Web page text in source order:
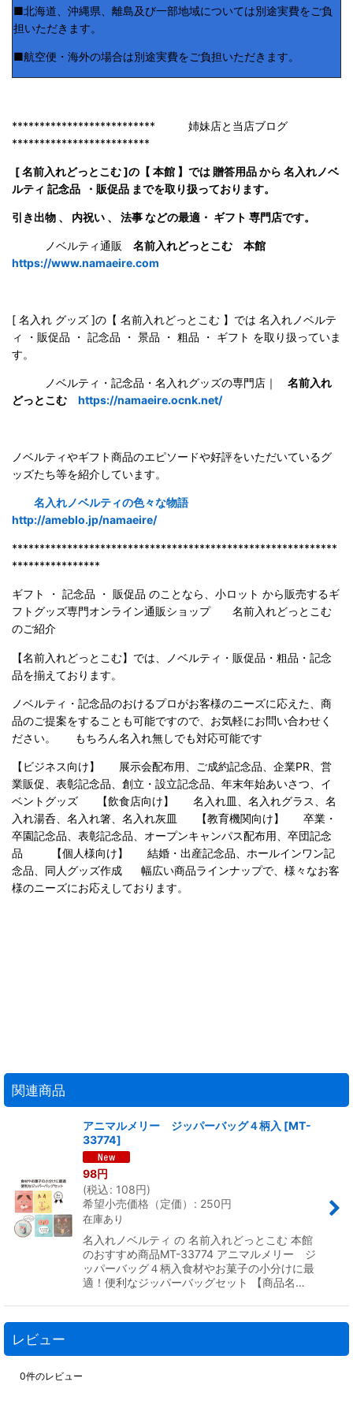
■北海道、沖縄県、離島及び一部地域については別途実費をご負
担いただきます。
■航空便・海外の場合は別途実費をご負担いただきます。
************************** 姉妹店と当店ブログ
*************************
[ 名前入れどっとこむ ]の【 本館 】では 贈答用品 から 名入れノベ
ルティ 記念品 ・販促品 までを取り扱っております。
引き出物 、 内祝い 、 法事 などの最適・ ギフト 専門店です。
ノベルティ通販 名前入れどっとこむ 本館
https://www.namaeire.com
[ 名入れ グッズ ]の【 名前入れどっとこむ 】では 名入れノベルテ
ィ ・販促品 ・ 記念品 ・ 景品 ・ 粗品 ・ ギフト を取り扱っていま
す。
ノベルティ・記念品・名入れグッズの専門店｜ 名前入れ
どっとこむ https://namaeire.ocnk.net/
ノベルティやギフト商品のエピソードや好評をいただいているグ
ッズたち等を紹介しています。
名入れノベルティの色々な物語
http://ameblo.jp/namaeire/
***********************************************************
****************
ギフト ・ 記念品 ・ 販促品 のことなら、小ロット から販売するギ
フトグッズ専門オンライン通販ショップ 名前入れどっとこむ
のご紹介
【名前入れどっとこむ】では、ノベルティ・販促品・粗品・記念
品を揃えております。
ノベルティ・記念品のおけるプロがお客様のニーズに応えた、商
品のご提案をすることも可能ですので、お気軽にお問い合わせく
ださい。 もちろん名入れ無しでも対応可能です
【ビジネス向け】 展示会配布用、ご成約記念品、企業PR、営
業販促、表彰記念品、創立・設立記念品、年末年始あいさつ、イ
ベントグッズ 【飲食店向け】 名入れ皿、名入れグラス、名
入れ湯呑、名入れ箸、名入れ灰皿 【教育機関向け】 卒業・
卒園記念品、表彰記念品、オープンキャンパス配布用、卒団記念
品 【個人様向け】 結婚・出産記念品、ホールインワン記
念品、同人グッズ作成 幅広い商品ラインナップで、様々なお客
様のニーズにお応えしております。
関連商品
アニマルメリー ジッパーバッグ４柄入 [MT-
33774]
98円
(税込: 108円)
希望小売価格（定価）
: 250円
在庫あり
名入れノベルティ の 名前入れどっとこむ 本館
のおすすめ商品MT-33774 アニマルメリー ジ
ッパーバッグ４柄入食材やお菓子の小分けに最
適！便利なジッパーバッグセット 【商品名…
レビュー
0件のレビュー